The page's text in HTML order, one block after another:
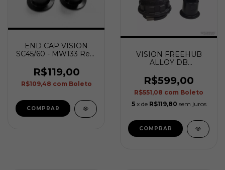
END CAP VISION
SC45/60 - MW133 Rear
Shimano
R$119,00
R$109,48 com Boleto
VISION FREEHUB
ALLOY DB
R$599,00
R$551,08 com Boleto
5 x de R$119,80 sem juros